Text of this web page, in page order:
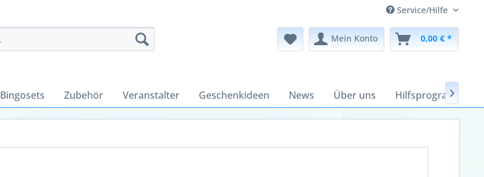
Service/Hilfe
Mein Konto 0,00 € *
Bingosets Zubehör Veranstalter Geschenkideen News Über uns Hilfsprogramme
